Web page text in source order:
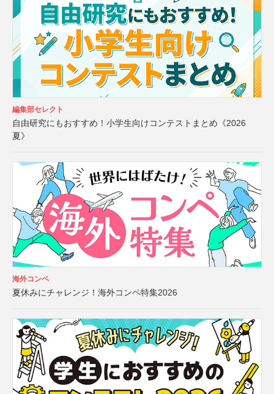
編集部セレクト
自由研究にもおすすめ！小学生向けコンテストまとめ《2026
夏》
海外コンペ
夏休みにチャレンジ！海外コンペ特集2026